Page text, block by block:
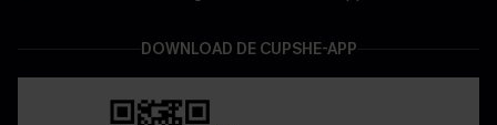
DOWNLOAD DE CUPSHE-APP